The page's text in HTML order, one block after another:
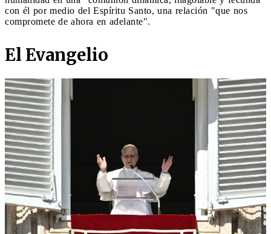
con él por medio del Espíritu Santo, una relación "que nos
compromete de ahora en adelante".
El Evangelio